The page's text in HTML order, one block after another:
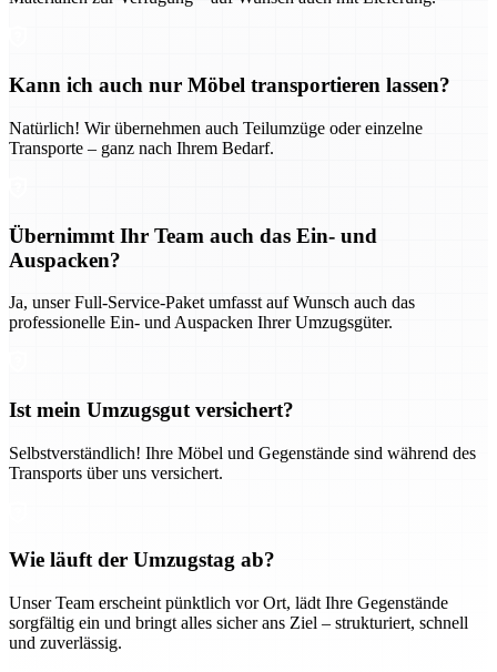
Kann ich auch nur Möbel transportieren lassen?
Natürlich! Wir übernehmen auch Teilumzüge oder einzelne
Transporte – ganz nach Ihrem Bedarf.
Übernimmt Ihr Team auch das Ein- und
Auspacken?
Ja, unser Full-Service-Paket umfasst auf Wunsch auch das
professionelle Ein- und Auspacken Ihrer Umzugsgüter.
Ist mein Umzugsgut versichert?
Selbstverständlich! Ihre Möbel und Gegenstände sind während des
Transports über uns versichert.
Wie läuft der Umzugstag ab?
Unser Team erscheint pünktlich vor Ort, lädt Ihre Gegenstände
sorgfältig ein und bringt alles sicher ans Ziel – strukturiert, schnell
und zuverlässig.